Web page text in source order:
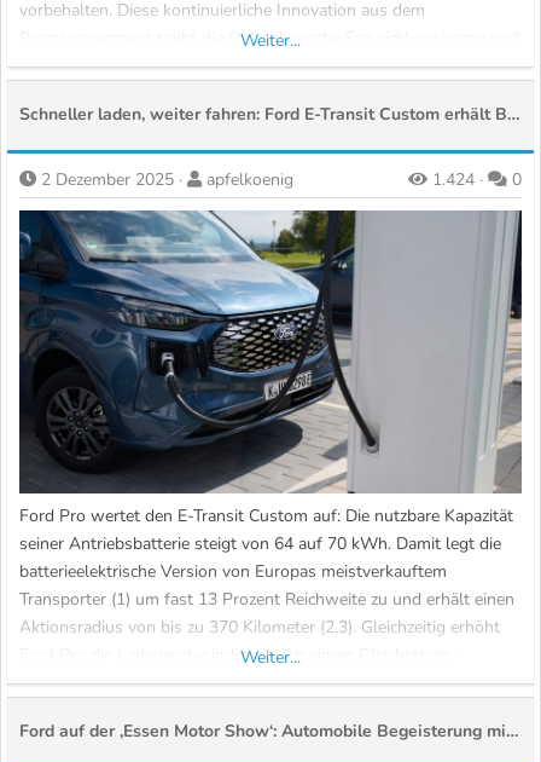
vorbehalten. Diese kontinuierliche Innovation aus dem
Premiumsegment treibt die technologische Entwicklung voran und
definiert Standards neu, die später den Massenmarkt...
Weiter...
Schneller laden, weiter fahren: Ford E-Transit Custom erhält Batterie-Update und intelligentes Allradsystem
2 Dezember 2025 apfelkoenig 1.424 0
Ford Pro wertet den E-Transit Custom auf: Die nutzbare Kapazität
seiner Antriebsbatterie steigt von 64 auf 70 kWh. Damit legt die
batterieelektrische Version von Europas meistverkauftem
Transporter (1) um fast 13 Prozent Reichweite zu und erhält einen
Aktionsradius von bis zu 370 Kilometer (2,3). Gleichzeitig erhöht
Ford Pro die Ladegeschwindigkeit. An einem Gleichstrom-
Schnellader (DC) mit 125 kW lässt sich...
Weiter...
Ford auf der ‚Essen Motor Show‘: Automobile Begeisterung mit Power, Performance und Premieren